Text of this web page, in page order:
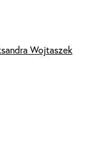
Wojtaszek